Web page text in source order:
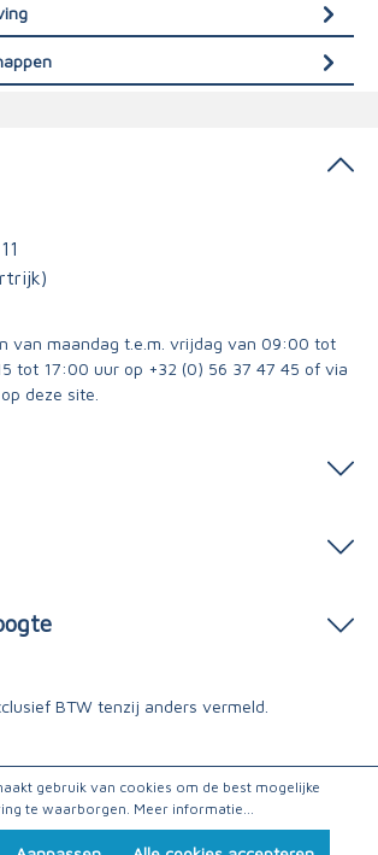
van maandag t.e.m. vrijdag van 09:00 tot
tot 17:00 uur op +32 (0) 56 37 47 45 of via
op deze site.
BTW tenzij anders vermeld.
gebruik van cookies om de best mogelijke
te waarborgen. Meer informatie...